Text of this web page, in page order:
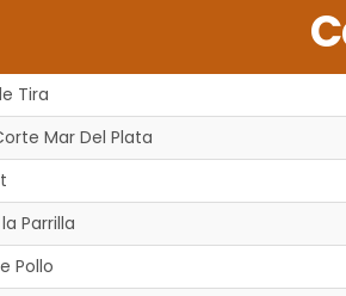
Tira
Mar Del Plata
Parrilla
Pollo